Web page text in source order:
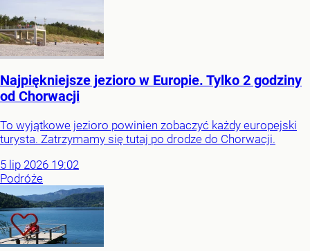
Najpiękniejsze jezioro w Europie. Tylko 2 godziny
od Chorwacji
To wyjątkowe jezioro powinien zobaczyć każdy europejski
turysta. Zatrzymamy się tutaj po drodze do Chorwacji.
5 lip 2026 19:02
Podróże